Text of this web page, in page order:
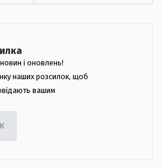
новин і оновлень!
наших розсилок, щоб
вашим